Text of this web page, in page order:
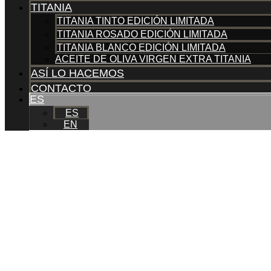
TITANIA
TITANIA TINTO EDICIÓN LIMITADA
TITANIA ROSADO EDICIÓN LIMITADA
TITANIA BLANCO EDICIÓN LIMITADA
ACEITE DE OLIVA VIRGEN EXTRA TITANIA
ASÍ LO HACEMOS
CONTACTO
ES
ES
EN